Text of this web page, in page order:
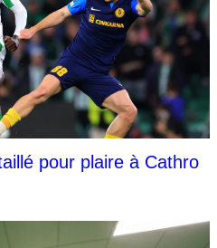
pour plaire à Cathro